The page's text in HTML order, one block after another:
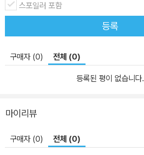
스포일러 포함
등록
구매자 (0) 전체 (0)
등록된 평이 없습니다.
마이리뷰
구매자 (0) 전체 (0)